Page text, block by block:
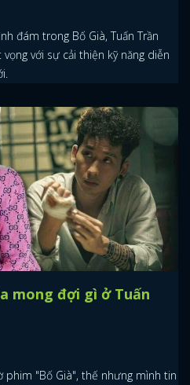
đám trong Bố Già, Tuấn Trần
với sự cải thiện kỹ năng diễn
mong đợi gì ở Tuấn
phim "Bố Già", thế nhưng mình tin